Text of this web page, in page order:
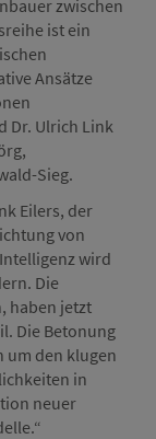
zwischen
ist ein
Ansätze
Dr. Ulrich Link
Sieg.
Eilers, der
von
wird
Die
haben jetzt
Die Betonung
um den klugen
in
neuer